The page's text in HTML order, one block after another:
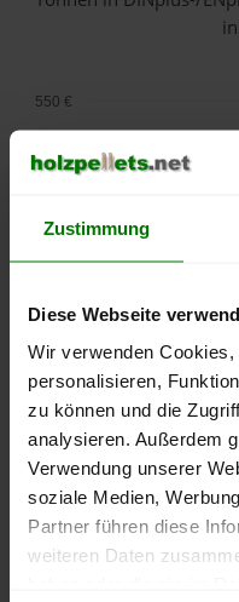
Zustimmung
Diese Webseite
Wir verwenden
personalisieren,
zu können und die
analysieren. Außerdem
Verwendung unserer
soziale Medien,
Partner führen diese
weiteren Daten
lose
2025
250 €
300 €
350 €
500 €
550 €
Die aktuelle